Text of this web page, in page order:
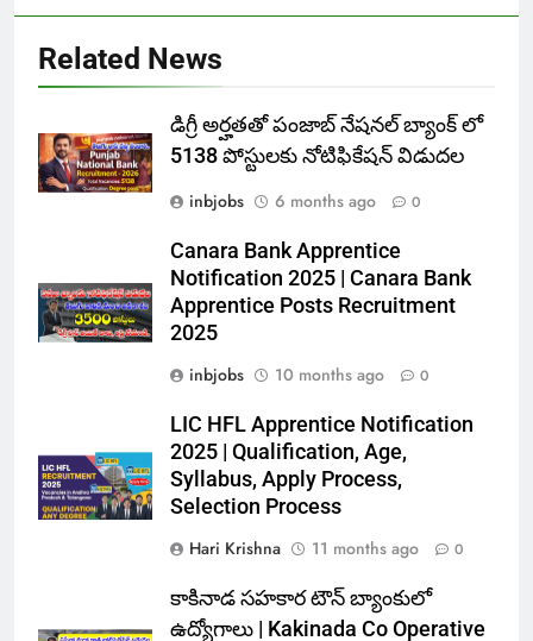
Related News
డిగ్రీ అర్హతతో పంజాబ్ నేషనల్ బ్యాంక్ లో
5138 పోస్టులకు నోటిఫికేషన్ విడుదల
inbjobs
6 months ago 0
Canara Bank Apprentice
Notification 2025 | Canara Bank
Apprentice Posts Recruitment
2025
inbjobs
10 months ago 0
LIC HFL Apprentice Notification
2025 | Qualification, Age,
Syllabus, Apply Process,
Selection Process
Hari Krishna
11 months ago 0
కాకినాడ సహకార టౌన్ బ్యాంకులో
ఉద్యోగాలు | Kakinada Co Operative